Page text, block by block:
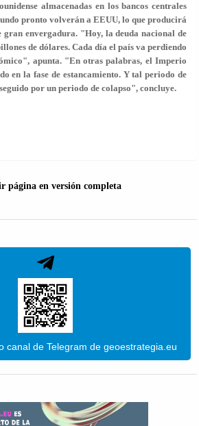
almacenadas en los bancos centrales
pronto volverán a EEUU, lo que producirá
gran envergadura. "Hoy, la deuda nacional de
de dólares. Cada día el país va perdiendo
apunta. "En otras palabras, el Imperio
en la fase de estancamiento. Y tal periodo de
por un periodo de colapso", concluye.
página en versión completa
canal de Telegram de geoestrategia.eu